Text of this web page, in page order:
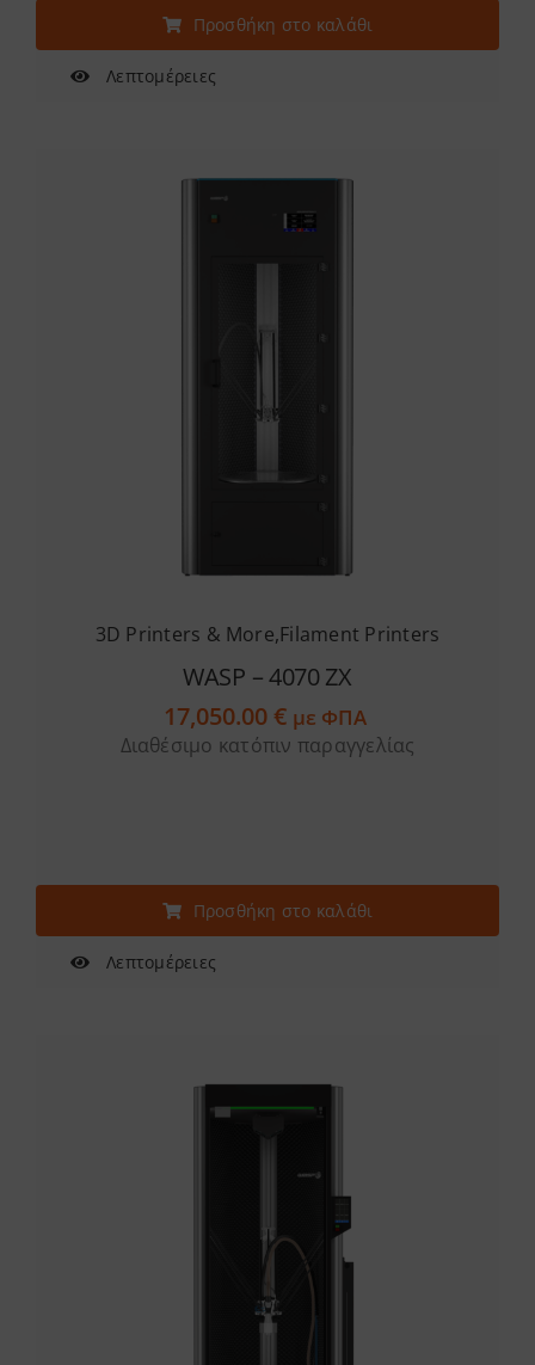
Προσθήκη στο καλάθι
Λεπτομέρειες
3D Printers & More,Filament Printers
WASP – 4070 ZX
17,050.00€ με ΦΠΑ
Διαθέσιμο κατόπιν παραγγελίας
Προσθήκη στο καλάθι
Λεπτομέρειες